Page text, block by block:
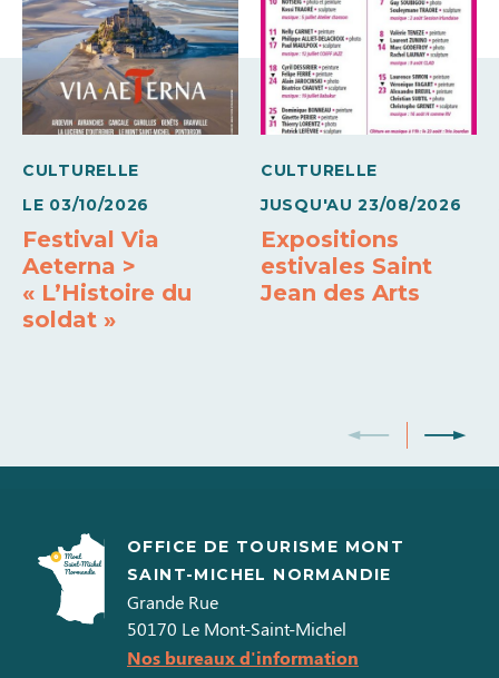
CULTURELLE
LE 03/10/2026
Festival Via
Aeterna >
« L’Histoire du
soldat »
CULTURELLE
JUSQU'AU 23/08/2026
Expositions
estivales Saint
Jean des Arts
OFFICE DE TOURISME MONT
SAINT-MICHEL NORMANDIE
Grande Rue
50170 Le Mont-Saint-Michel
Nos bureaux d'information